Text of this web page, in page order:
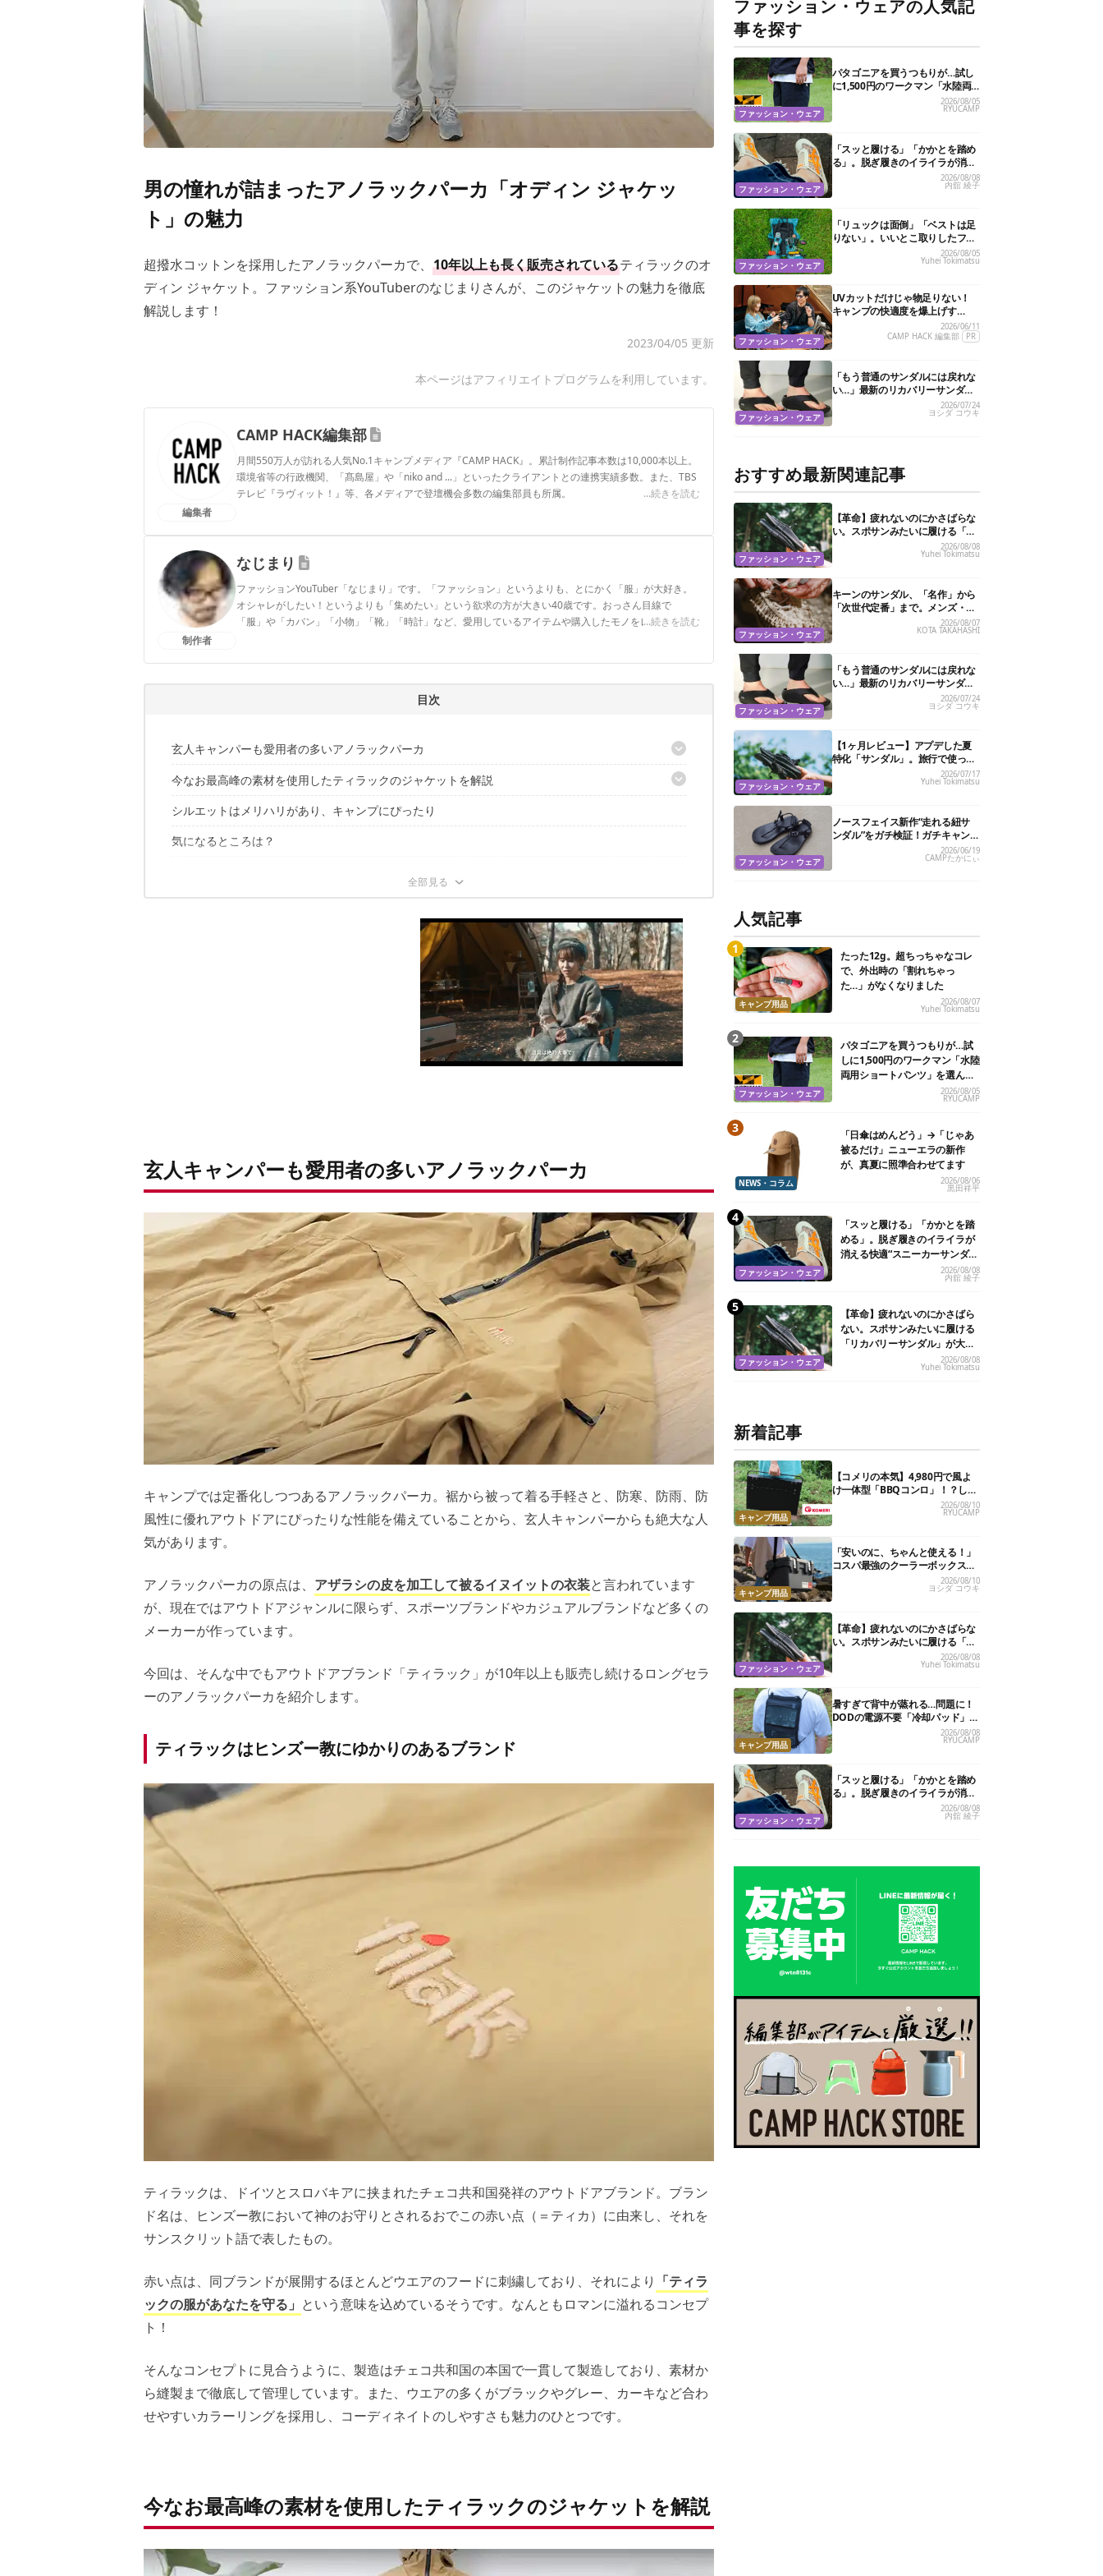
男の憧れが詰まったアノラックパーカ「オディン ジャケッ
ト」の魅力
超撥水コットンを採用したアノラックパーカで、 10年以上も長く販売されているティラックのオ
ディン ジャケット。ファッション系YouTuberのなじまりさんが、このジャケットの魅力を徹底
解説します！
2023/04/05 更新
本ページはアフィリエイトプログラムを利用しています。
編集者
CAMP HACK編集部
月間550万人が訪れる人気No.1キャンプメディア『CAMP HACK』。累計制作記事本数は10,000本以上。
環境省等の行政機関、「髙島屋」や「niko and ...」といったクライアントとの連携実績多数。また、TBS
テレビ『ラヴィット！』等、各メディアで登壇機会多数の編集部員も所属。
...続きを読む
制作者
なじまり
ファッションYouTuber「なじまり」です。「ファッション」というよりも、とにかく「服」が大好き。
オシャレがしたい！というよりも「集めたい」という欲求の方が大きい40歳です。おっさん目線で
「服」や「カバン」「小物」「靴」「時計」など、愛用しているアイテムや購入したモノをレビューして
...続きを読む
なじまりのプロフィール
目次
玄人キャンパーも愛用者の多いアノラックパーカ
ティラックはヒンズー教にゆかりのあるブランド
今なお最高峰の素材を使用したティラックのジャケットを解説
おすすめの理由1：超撥水のコットン「ベンタイル」を使用
おすすめの理由2：大小異なる5つのポケット
おすすめの理由3：環境に合わせて使える左右の大きいファスナー
シルエットはメリハリがあり、キャンプにぴったり
気になるところは？
玄人キャンパーも愛用者の多いアノラックパーカ
キャンプでは定番化しつつあるアノラックパーカ。裾から被って着る手軽さと、防寒、防雨、防
風性に優れアウトドアにぴったりな性能を備えていることから、玄人キャンパーからも絶大な人
気があります。
アノラックパーカの原点は、 アザラシの皮を加工して被るイヌイットの衣装と言われています
が、現在ではアウトドアジャンルに限らず、スポーツブランドやカジュアルブランドなど多くの
メーカーが作っています。
今回は、そんな中でもアウトドアブランド「ティラック」が10年以上も販売し続けるロングセラ
ーのアノラックパーカを紹介します。
ティラックはヒンズー教にゆかりのあるブランド
ティラックは、ドイツとスロバキアに挟まれたチェコ共和国発祥のアウトドアブランド。ブラン
ド名は、ヒンズー教において神のお守りとされるおでこの赤い点（＝ティカ）に由来し、それを
サンスクリット語で表したもの。
赤い点は、同ブランドが展開するほとんどウエアのフードに刺繍しており、それにより 「ティラ
ックの服があなたを守る」 という意味を込めているそうです。なんともロマンに溢れるコンセプ
ト！
そんなコンセプトに見合うように、製造はチェコ共和国の本国で一貫して製造しており、素材か
ら縫製まで徹底して管理しています。また、ウエアの多くがブラックやグレー、カーキなど合わ
せやすいカラーリングを採用し、コーディネイトのしやすさも魅力のひとつです。
今なお最高峰の素材を使用したティラックのジャケットを解説
ファッション・ウェアの人気記
事を探す
ファッション・ウェア
パタゴニアを買うつもりが…試し
に1,500円のワークマン「水陸両
用ショートパンツ」を選んだら大
正解だった
2026/08/05
RYUCAMP
ファッション・ウェア
「スッと履ける」「かかとを踏め
る」。脱ぎ履きのイライラが消え
る快適“スニーカーサンダル”6選
2026/08/08
内舘 綾子
ファッション・ウェア
「リュックは面倒」「ベストは足
りない」。いいとこ取りしたフェ
ス特化バッグがあるんです2026/08/05
Yuhei Tokimatsu
ファッション・ウェア
UVカットだけじゃ物足りない！
キャンプの快適度を爆上げす
る“特殊機能”サングラス3選2026/06/11
CAMP HACK 編集部
PR
ファッション・ウェア
「もう普通のサンダルには戻れな
い…」最新のリカバリーサンダル
おすすめ13選
2026/07/24
ヨシダ コウキ
おすすめ最新関連記事
ファッション・ウェア
【革命】疲れないのにかさばらな
い。スポサンみたいに履ける「リ
カバリーサンダル」が大本命！
2026/08/08
Yuhei Tokimatsu
ファッション・ウェア
キーンのサンダル、「名作」から
「次世代定番」まで。メンズ・レ
ディースおすすめ6選
2026/08/07
KOTA TAKAHASHI
ファッション・ウェア
「もう普通のサンダルには戻れな
い…」最新のリカバリーサンダル
おすすめ13選
2026/07/24
ヨシダ コウキ
ファッション・ウェア
【1ヶ月レビュー】アプデした夏
特化「サンダル」。旅行で使って
わかった6つの魅力と1つの注意点
2026/07/17
Yuhei Tokimatsu
ファッション・ウェア
ノースフェイス新作“走れる紐サ
ンダル”をガチ検証！ガチキャン
パーが「ヘビーユース確定」と絶
2026/06/19
CAMPたかにぃ
人気記事
キャンプ用品
たった12g。超ちっちゃなコレ
で、外出時の「割れちゃっ
た…」がなくなりました
2026/08/07
Yuhei Tokimatsu
ファッション・ウェア
パタゴニアを買うつもりが…試
しに1,500円のワークマン「水陸
両用ショートパンツ」を選んだ
2026/08/05
RYUCAMP
NEWS・コラム
「日傘はめんどう」→「じゃあ
被るだけ」ニューエラの新作
が、真夏に照準合わせてます
2026/08/06
黒田祥平
ファッション・ウェア
「スッと履ける」「かかとを踏
める」。脱ぎ履きのイライラが
消える快適“スニーカーサンダ
2026/08/08
内舘 綾子
ファッション・ウェア
【革命】疲れないのにかさばら
ない。スポサンみたいに履ける
「リカバリーサンダル」が大本
2026/08/08
Yuhei Tokimatsu
新着記事
キャンプ用品
【コメリの本気】4,980円で風よ
け一体型「BBQコンロ」！？しか
も、高さ2段階・薄型収納で文句
なしかも
2026/08/10
RYUCAMP
キャンプ用品
「安いのに、ちゃんと使える！」
コスパ最強のクーラーボックスお
すすめ8選【2万円以下】
2026/08/10
ヨシダ コウキ
ファッション・ウェア
【革命】疲れないのにかさばらな
い。スポサンみたいに履ける「リ
カバリーサンダル」が大本命！
2026/08/08
Yuhei Tokimatsu
キャンプ用品
暑すぎて背中が蒸れる…問題に！
DODの電源不要「冷却パッド」を
試したら、夏の移動がラクになっ
た
2026/08/08
RYUCAMP
ファッション・ウェア
「スッと履ける」「かかとを踏め
る」。脱ぎ履きのイライラが消え
る快適“スニーカーサンダル”6選
2026/08/08
内舘 綾子